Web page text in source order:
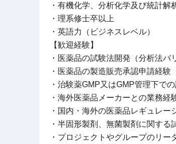
・有機化学、分析化学及び統計
・理系修士卒以上
・英語力（ビジネスレベル）
【歓迎経験】
・医薬品の試験法開発（分析法
・医薬品の製造販売承認申請経験
・治験薬GMP又はGMP管理下で
・海外医薬品メーカーとの業務経
・国内・海外の医薬品レギュレ
・半固形製剤、無菌製剤に関す
・プロジェクトやグループのリ